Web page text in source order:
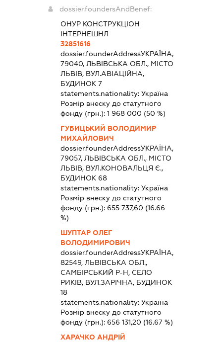
dossier.foundersAndBenef:
ОНУР КОНСТРУКЦІОН
ІНТЕРНЕШНЛ
32851616
dossier.founderAddressУКРАЇНА,
79040, ЛЬВІВСЬКА ОБЛ., МІСТО
ЛЬВІВ, ВУЛ.АВІАЦІЙНА,
БУДИНОК 7
statements.nationality:Україна
Розмір внеску до статутного
фонду (грн.):1 968 000 (50 %)
ГУБИЦЬКИЙ ВОЛОДИМИР
МИХАЙЛОВИЧ
dossier.founderAddressУКРАЇНА,
79057, ЛЬВІВСЬКА ОБЛ., МІСТО
ЛЬВІВ, ВУЛ.КОНОВАЛЬЦЯ Є.,
БУДИНОК 68
statements.nationality:Україна
Розмір внеску до статутного
фонду (грн.): 655 737,60 (16.66
%)
ШУПТАР ОЛЕГ
ВОЛОДИМИРОВИЧ
dossier.founderAddressУКРАЇНА,
82549, ЛЬВІВСЬКА ОБЛ.,
САМБІРСЬКИЙ Р-Н, СЕЛО
РИКІВ, ВУЛ.ЗАРІЧНА, БУДИНОК
18
statements.nationality:Україна
Розмір внеску до статутного
фонду (грн.): 656 131,20 (16.67 %)
ХАРАЧКО АНДРІЙ